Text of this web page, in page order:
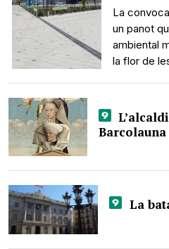
La
un panot
ambiental
la flor de
Barcolauna
La